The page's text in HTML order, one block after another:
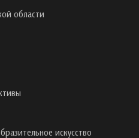
области
искусство